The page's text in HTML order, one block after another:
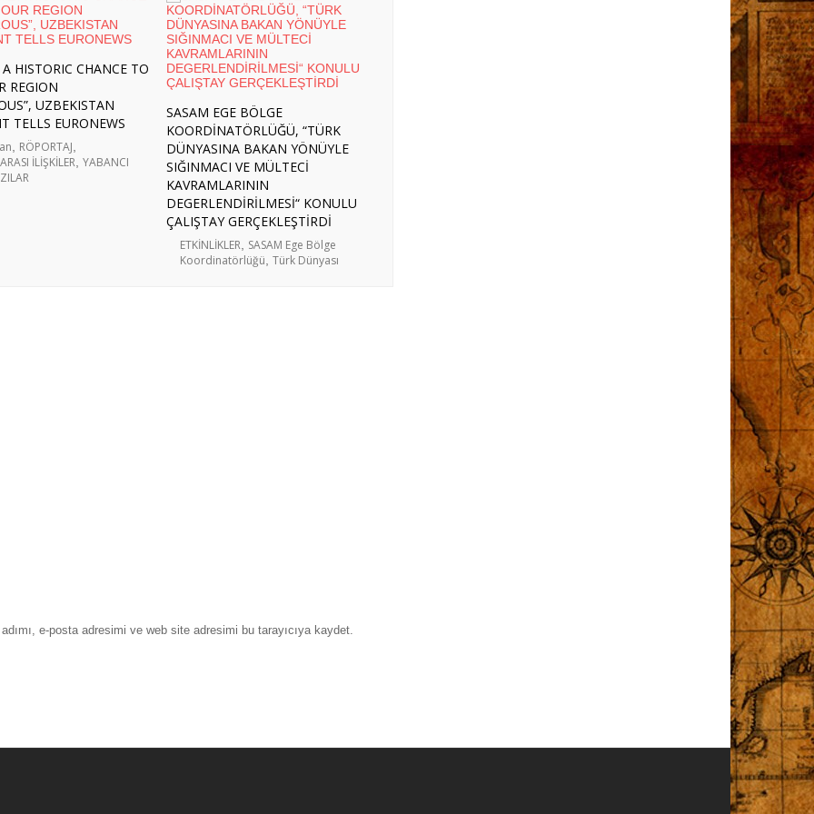
3 Ağustos 2026
HAZIRLIKLAR, STRATEJİK HEDEFLER VE
HAZIRLIK ZİYARETİ - 27 Temmuz 2026
İÇİN BÖLGESEL KATILIM” ÇALIŞTAYINA
İSPANYA’DA KURSA KATILDI - 27
ÖĞRENİCİ GRUP HAREKETLİLİĞİ
A HISTORIC CHANCE TO
REGION
UZBEKISTAN
TELLS EURONEWS
RÖPORTAJ
İLİŞKİLER YABANCI
SASAM EGE BÖLGE
KOORDİNATÖRLÜĞÜ, “TÜRK
DÜNYASINA BAKAN YÖNÜYLE
SIĞINMACI VE MÜLTECİ
KAVRAMLARININ
DEGERLENDİRİLMESİ“ KONULU
ÇALIŞTAY GERÇEKLEŞTİRDİ
ETKİNLİKLER SASAM Ege Bölge
Koordinatörlüğü Türk Dünyası
e-posta adresimi ve web site adresimi bu tarayıcıya kaydet.